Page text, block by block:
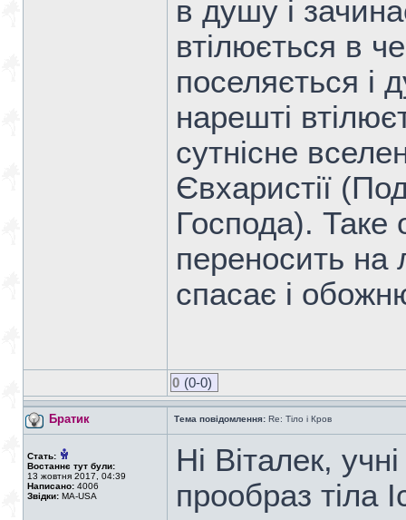
в душу і
втілюється в
поселяється і
нарешті
сутнісне
Євхаристії
Господа). Таке
переносить на
спасає і
0 (0-0)
Братик Тема повідомлення: Re: Тіло і Кров
Стать:
Востаннє тут були:
13 жовтня 2017, 04:39
Написано: 4006
Звідки: MA-USA
Ні Віталек,
прообраз тіла